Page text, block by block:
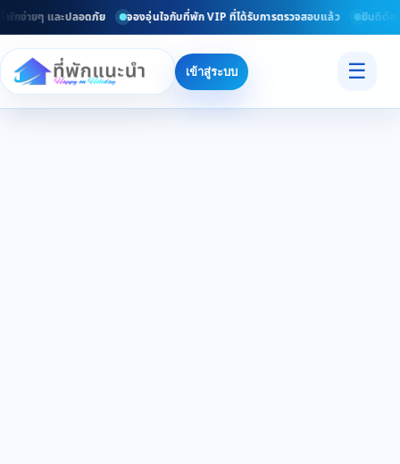
กง่ายๆ และปลอดภัย จองอุ่นใจกับที่พัก VIP ที่ได้รับการตรวจสอบแล้ว ยินดีต้อน
เข้าสู่ระบบ ☰